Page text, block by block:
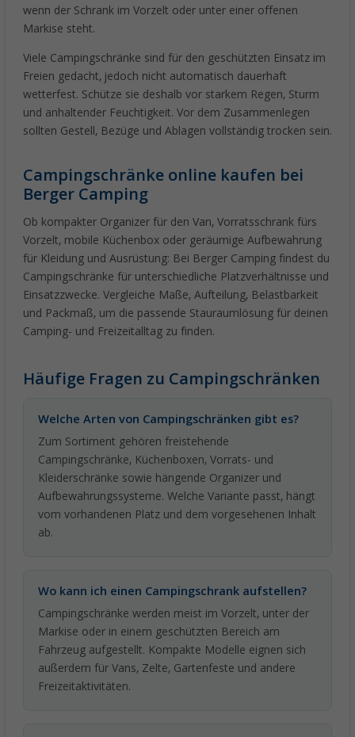
wenn der Schrank im Vorzelt oder unter einer offenen
Markise steht.
Viele Campingschränke sind für den geschützten Einsatz im
Freien gedacht, jedoch nicht automatisch dauerhaft
wetterfest. Schütze sie deshalb vor starkem Regen, Sturm
und anhaltender Feuchtigkeit. Vor dem Zusammenlegen
sollten Gestell, Bezüge und Ablagen vollständig trocken sein.
Campingschränke online kaufen bei
Berger Camping
Ob kompakter Organizer für den Van, Vorratsschrank fürs
Vorzelt, mobile Küchenbox oder geräumige Aufbewahrung
für Kleidung und Ausrüstung: Bei Berger Camping findest du
Campingschränke für unterschiedliche Platzverhältnisse und
Einsatzzwecke. Vergleiche Maße, Aufteilung, Belastbarkeit
und Packmaß, um die passende Stauraumlösung für deinen
Camping- und Freizeitalltag zu finden.
Häufige Fragen zu Campingschränken
Welche Arten von Campingschränken gibt es?
Zum Sortiment gehören freistehende
Campingschränke, Küchenboxen, Vorrats- und
Kleiderschränke sowie hängende Organizer und
Aufbewahrungssysteme. Welche Variante passt, hängt
vom vorhandenen Platz und dem vorgesehenen Inhalt
ab.
Wo kann ich einen Campingschrank aufstellen?
Campingschränke werden meist im Vorzelt, unter der
Markise oder in einem geschützten Bereich am
Fahrzeug aufgestellt. Kompakte Modelle eignen sich
außerdem für Vans, Zelte, Gartenfeste und andere
Freizeitaktivitäten.